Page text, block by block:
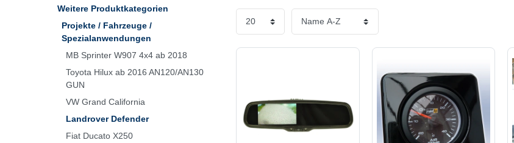
Weitere Produktkategorien
Projekte / Fahrzeuge /
Spezialanwendungen
MB Sprinter W907 4x4 ab 2018
Toyota Hilux ab 2016 AN120/AN130
GUN
VW Grand California
Landrover Defender
Fiat Ducato X250
iMS